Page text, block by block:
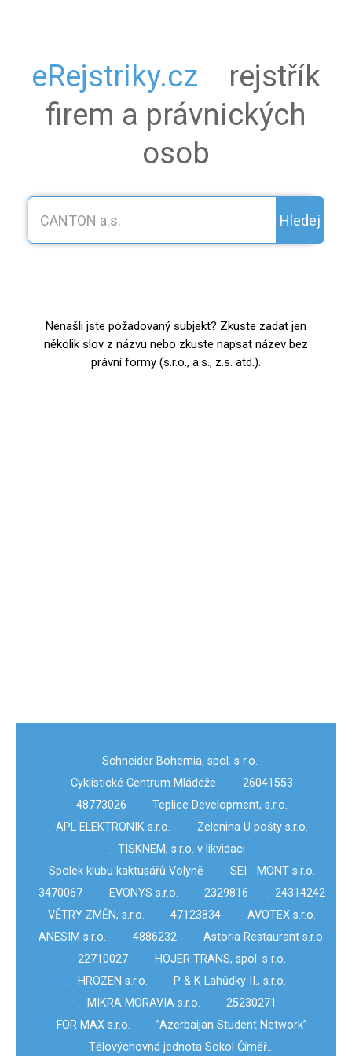
eRejstriky.cz
rejstřík
firem a právnických
osob
Hledej
Nenašli jste požadovaný subjekt? Zkuste zadat jen
několik slov z názvu nebo zkuste napsat název bez
právní formy (s.r.o., a.s., z.s. atd.).
Schneider Bohemia, spol. s r.o.
- Cyklistické Centrum Mládeže - 26041553
- 48773026 - Teplice Development, s.r.o.
- APL ELEKTRONIK s.r.o. - Zelenina U pošty s.r.o.
- TISKNEM, s.r.o. v likvidaci
- Spolek klubu kaktusářů Volyně - SEI - MONT s.r.o.
- 3470067 - EVONYS s.r.o. - 2329816 - 24314242
- VĚTRY ZMĚN, s.r.o. - 47123834 - AVOTEX s.r.o.
- ANESIM s.r.o. - 4886232 - Astoria Restaurant s.r.o.
- 22710027 - HOJER TRANS, spol. s r.o.
-
HROZEN s.r.o. - P & K Lahůdky II., s.r.o.
-
MIKRA MORAVIA s.r.o. - 25230271
-
FOR MAX s.r.o. - ”Azerbaijan Student Network”
- Tělovýchovná jednota Sokol Číměř…